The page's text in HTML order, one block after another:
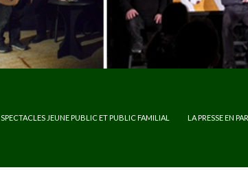
SPECTACLES JEUNE PUBLIC ET PUBLIC FAMILIAL LA PRESSE EN